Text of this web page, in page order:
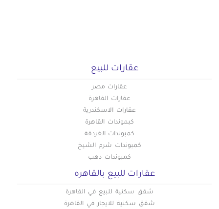
عقارات للبيع
عقارات مصر
عقارات القاهرة
عقارات الاسكندرية
كبموندات القاهرة
كمبوندات الغردقة
كمبوندات شرم الشيخ
كمبوندات دهب
عقارات للبيع بالقاهره
شقق سكنية للبيع في القاهرة
شقق سكنية للايجار في القاهرة